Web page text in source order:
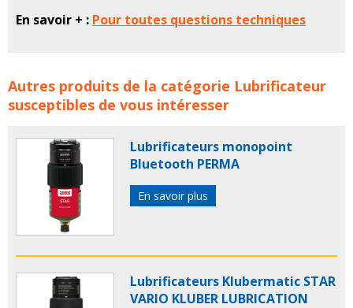
En savoir + : Pour toutes questions techniques
Lubrificateurs électromécaniques Lubricus GRUETZNER
concerne les familles de produits :Graisseur
electromecanique
graisseurs automatiques
graisseur automatique GRAISSAGE AUTOMATIQUE
MONO POINT
lubrificateur lubrificateurs
lubrification industrielleembout graisseur
gruetzner lubricus graisseur lubricus
lubricusgraisseur gruetzner
lubrificateur gruetzner
lubrificateur electromecaniquelubrificateurs
electromecaniques
Autres produits de la catégorie Lubrificateur
susceptibles de vous intéresser
Lubrificateurs monopoint
Bluetooth PERMA
En savoir plus
Lubrificateurs Klubermatic STAR
VARIO KLUBER LUBRICATION